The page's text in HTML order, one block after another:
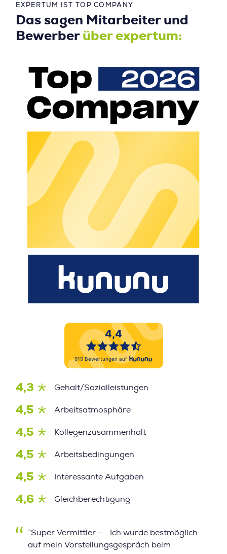
EXPERTUM IST TOP COMPANY
Das sagen Mitarbeiter und
Bewerber über expertum:
4,3 Gehalt/Sozialleistungen
4,5 Arbeitsatmosphäre
4,5 Kollegenzusammenhalt
4,5 Arbeitsbedingungen
4,5 Interessante Aufgaben
4,6 Gleichberechtigung
”Super Vermittler – Ich wurde bestmöglich
auf mein Vorstellungsgespräch beim